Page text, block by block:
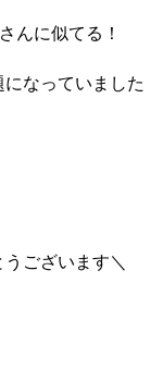
んに似てる！
なっていました
ございます＼